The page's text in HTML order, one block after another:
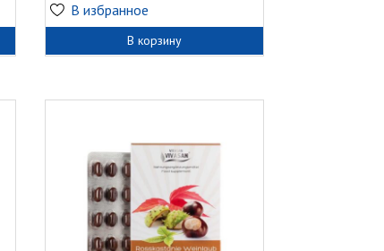
В избранное
В корзину